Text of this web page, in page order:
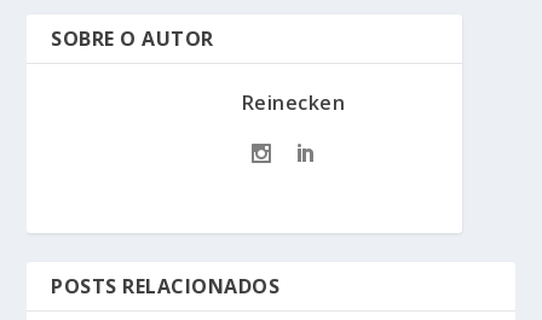
SOBRE O AUTOR
Reinecken
POSTS RELACIONADOS